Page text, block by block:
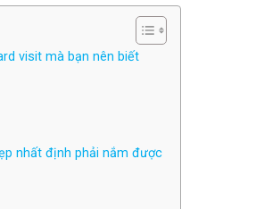
visit mà bạn nên biết
nhất định phải nắm được